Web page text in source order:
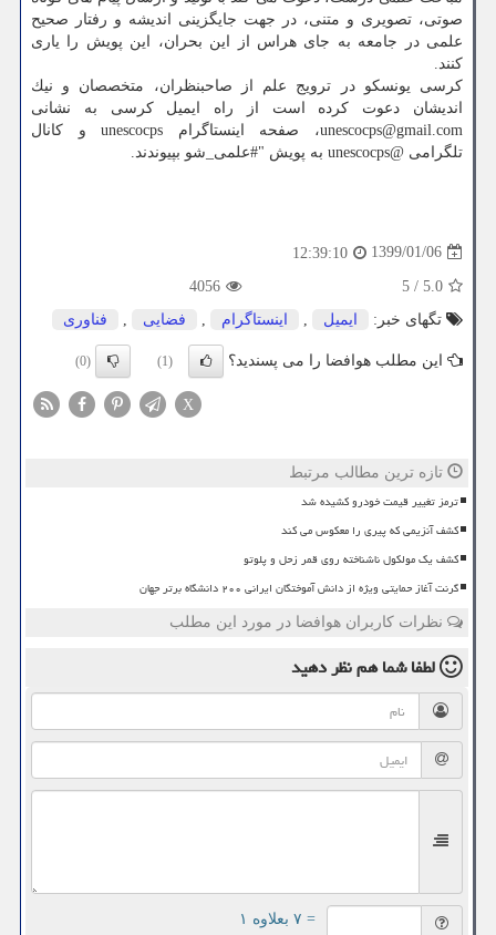
صوتی، تصویری و متنی، در جهت جایگزینی اندیشه و رفتار صحیح
علمی در جامعه به جای هراس از این بحران، این پویش را یاری
كنند.
كرسی یونسكو در ترویج علم از صاحبنظران، متخصصان و نیك
اندیشان دعوت كرده است از راه ایمیل كرسی به نشانی
unescocps@gmail.com، صفحه اینستاگرام unescocps و كانال
تلگرامی @unescocps به پویش "#علمی_شو بپیوندند.
1399/01/06
12:39:10
5.0
/
5
4056
تگهای خبر:
ایمیل , اینستاگرام , فضایی , فناوری
این مطلب هوافضا را می پسندید؟ (1)
(0)
X
تازه ترین مطالب مرتبط
ترمز تغییر قیمت خودرو کشیده شد
کشف آنزیمی که پیری را معکوس می کند
کشف یک مولکول ناشناخته روی قمر زحل و پلوتو
گرنت آغاز حمایتی ویژه از دانش آموختگان ایرانی ۲۰۰ دانشگاه برتر جهان
نظرات کاربران هوافضا در مورد این مطلب
لطفا شما همنظر دهید
= ۷ بعلاوه ۱